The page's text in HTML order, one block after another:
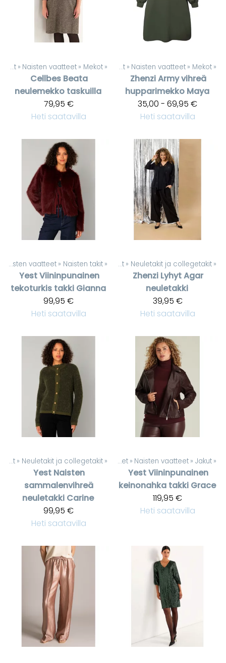
Tuotteet ‪» Naisten vaatteet ‪» Mekot ‪»
Cellbes Beata
neulemekko taskuilla
79,95 €
Heti saatavilla
Tuotteet ‪» Naisten vaatteet ‪» Mekot ‪»
ZhenziArmy vihreä
hupparimekko Maya
35,00 - 69,95 €
Heti saatavilla
Naisten vaatteet ‪» Naisten takit ‪»
YestViininpunainen
tekoturkis takki Gianna
99,95 €
Heti saatavilla
Tuotteet ‪» Naisten vaatteet ‪» Neuletakit ja collegetakit ‪»
Zhenzi Lyhyt Agar
neuletakki
39,95 €
Heti saatavilla
Naisten vaatteet ‪» Neuletakit ja collegetakit ‪»
Yest Naisten
sammalenvihreä
neuletakki Carine
99,95 €
Heti saatavilla
Tuotteet ‪» Naisten vaatteet ‪» Jakut ‪»
YestViininpunainen
keinonahka takki Grace
119,95 €
Heti saatavilla